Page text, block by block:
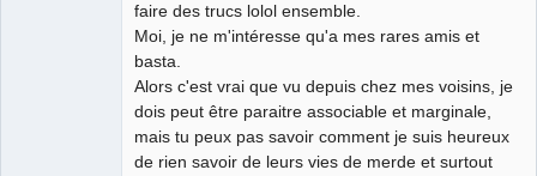
faire des trucs lolol ensemble.
Moi, je ne m'intéresse qu'a mes rares amis et
basta.
Alors c'est vrai que vu depuis chez mes voisins, je
dois peut être paraitre associable et marginale,
mais tu peux pas savoir comment je suis heureux
de rien savoir de leurs vies de merde et surtout